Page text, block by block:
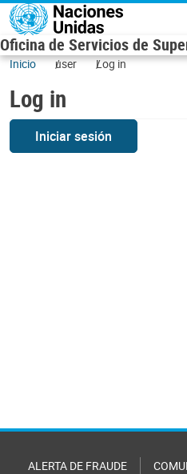
Skip to main content
Oficina de Servicios de
Inicio user Log in
Log in
Iniciar sesión
ALERTA DE FRAUDE